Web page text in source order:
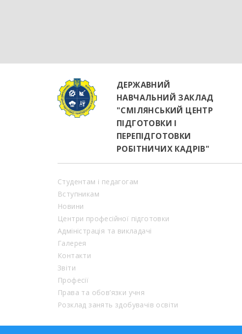
ДЕРЖАВНИЙ
НАВЧАЛЬНИЙ ЗАКЛАД
"СМІЛЯНСЬКИЙ ЦЕНТР
ПІДГОТОВКИ І
ПЕРЕПІДГОТОВКИ
РОБІТНИЧИХ КАДРІВ"
Студентам і педагогам
Вступникам
Новини
Центри професійної підготовки
Адміністрація та викладачі
Галерея
Контакти
Звіти
Професії
Права та обов’язки учня
Розклад занять здобувачів освіти